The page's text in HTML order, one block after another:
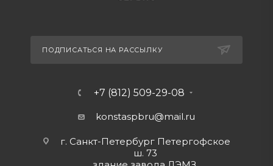
ПОДПИСАТЬСЯ НА РАССЫЛКУ
+7 (812) 509-29-08
konstaspbru@mail.ru
г. Санкт-Петербург Петергофское
ш. 73